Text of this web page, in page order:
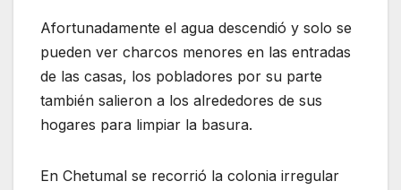
Afortunadamente el agua descendió y solo se
pueden ver charcos menores en las entradas
de las casas, los pobladores por su parte
también salieron a los alrededores de sus
hogares para limpiar la basura.
En Chetumal se recorrió la colonia irregular